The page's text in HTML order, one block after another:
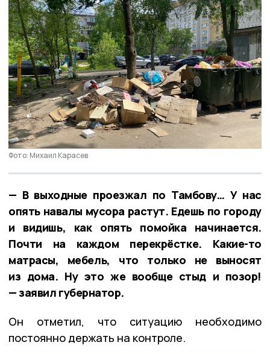
Фото: Михаил Карасев
— В выходные проезжал по Тамбову… У нас
опять навалы мусора растут. Едешь по городу
и видишь, как опять помойка начинается.
Почти на каждом перекрёстке. Какие-то
матрасы, мебель, что только не выносят
из дома. Ну это же вообще стыд и позор!
— заявил губернатор.
Он отметил, что ситуацию необходимо
постоянно держать на контроле.